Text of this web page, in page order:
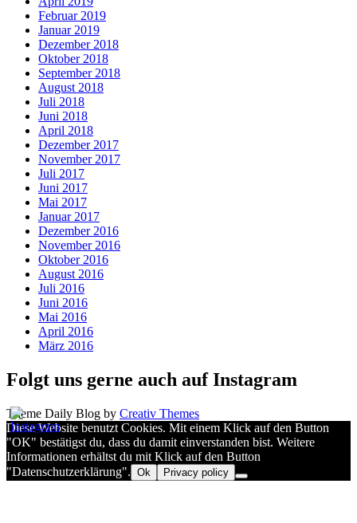
Februar 2019
Januar 2019
Dezember 2018
Oktober 2018
September 2018
August 2018
Juli 2018
Juni 2018
April 2018
Dezember 2017
November 2017
Juli 2017
Juni 2017
Mai 2017
Januar 2017
Dezember 2016
November 2016
Oktober 2016
August 2016
Juli 2016
Juni 2016
Mai 2016
April 2016
März 2016
Folgt uns gerne auch auf Instagram
Theme Daily Blog by Creativ Themes
Diese Website benutzt Cookies. Mit einem Klick auf den Button
"OK" bestätigst du, dass du damit einverstanden bist. Weitere
Informationen erhältst du mit Klick auf den Button
"Datenschutzerklärung". Ok Privacy policy